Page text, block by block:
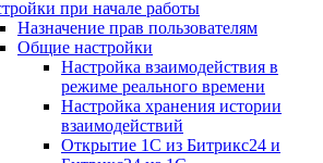
при начале работы
Назначение прав пользователям
Общие настройки
Настройка взаимодействия в
режиме реального времени
Настройка хранения истории
взаимодействий
Открытие 1С из Битрикс24 и